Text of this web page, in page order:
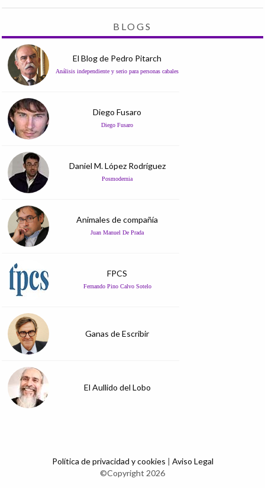
BLOGS
El Blog de Pedro Pitarch
Análisis independiente y serio para personas cabales
Diego Fusaro
Diego Fusaro
Daniel M. López Rodríguez
Posmodernia
Animales de compañía
Juan Manuel De Prada
FPCS
Fernando Pino Calvo Sotelo
Ganas de Escribir
El Aullido del Lobo
Política de privacidad y cookies | Aviso Legal
©Copyright 2026